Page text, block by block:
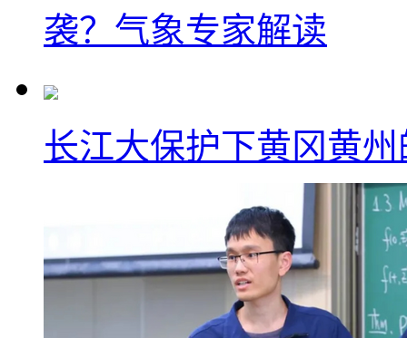
袭？气象专家解读
长江大保护下黄冈黄